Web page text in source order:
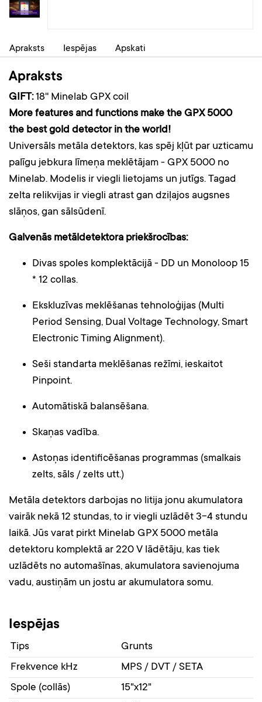
Apraksts Iespējas Apskati
Apraksts
GIFT:18'' Minelab GPX coil
More features and functions make the GPX 5000
the best gold detector in the world!
Universāls metāla detektors, kas spēj kļūt par uzticamu
palīgu jebkura līmeņa meklētājam - GPX 5000 no
Minelab. Modelis ir viegli lietojams un jutīgs. Tagad
zelta relikvijas ir viegli atrast gan dziļajos augsnes
slāņos, gan sālsūdenī.
Galvenās metāldetektora priekšrocības:
Divas spoles komplektācijā - DD un Monoloop 15
* 12 collas.
Ekskluzīvas meklēšanas tehnoloģijas (Multi
Period Sensing, Dual Voltage Technology, Smart
Electronic Timing Alignment).
Seši standarta meklēšanas režīmi, ieskaitot
Pinpoint.
Automātiskā balansēšana.
Skaņas vadība.
Astoņas identificēšanas programmas (smalkais
zelts, sāls / zelts utt.)
Metāla detektors darbojas no litija jonu akumulatora
vairāk nekā 12 stundas, to ir viegli uzlādēt 3-4 stundu
laikā. Jūs varat pirkt Minelab GPX 5000 metāla
detektoru komplektā ar 220 V lādētāju, kas tiek
uzlādēts no automašīnas, akumulatora savienojuma
vadu, austiņām un jostu ar akumulatora somu.
Iespējas
Tips
Grunts
Frekvence kHz
MPS / DVT / SETA
Spole (collās)
15"x12"